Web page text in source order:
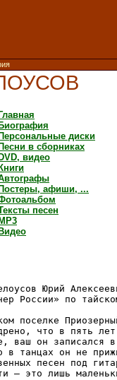
Главная
Биография
Персональные диски
Песни в сборниках
DVD, видео
Книги
Постеры, афиши, ...
песен
MP3
Видео
Юрий
России» по
поселке
что в пять
ваш он записался
в танцах он не
песен под
– это лишь